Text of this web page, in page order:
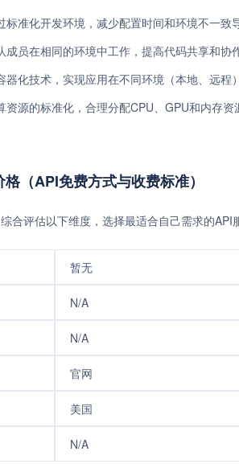
标准化开发环境，减少配置时间和环境不一致
成员在相同的环境中工作，提高代码共享和协
器化技术，实现应用在不同环境（本地、远程
资源的标准化，合理分配CPU、GPU和内存
（API免费方式与收费标准）
合评估以下维度，选择最适合自己需求的
暂无
N/A
N/A
官网
美国
N/A